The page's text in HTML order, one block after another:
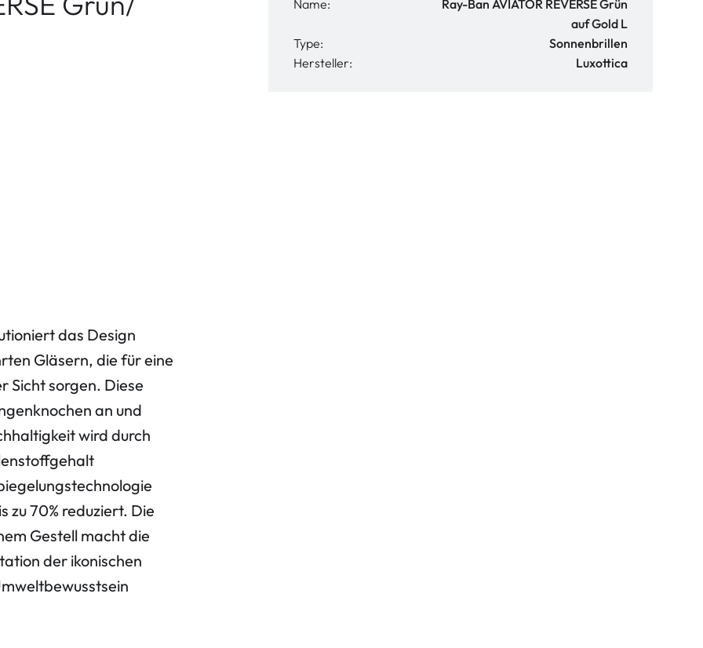
das Design
Gläsern, die für eine
Sicht sorgen. Diese
an und
wird durch
zu 70% reduziert. Die
Gestell macht die
der ikonischen
Name:
Ray-Ban AVIATOR REVERSE Grün
auf Gold L
Type:
Sonnenbrillen
Hersteller:
Luxottica